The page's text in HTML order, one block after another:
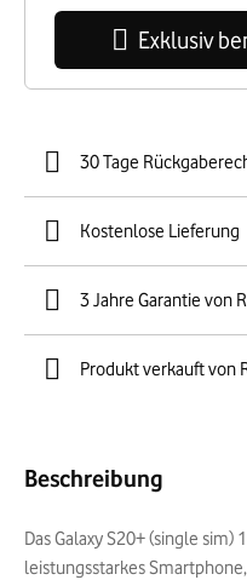
Exklusiv
30 Tage
Kostenlose Lieferung
3 Jahre Garantie von
Produkt verkauft von
Beschreibung
Das Galaxy S20+ (single sim)
leistungsstarkes